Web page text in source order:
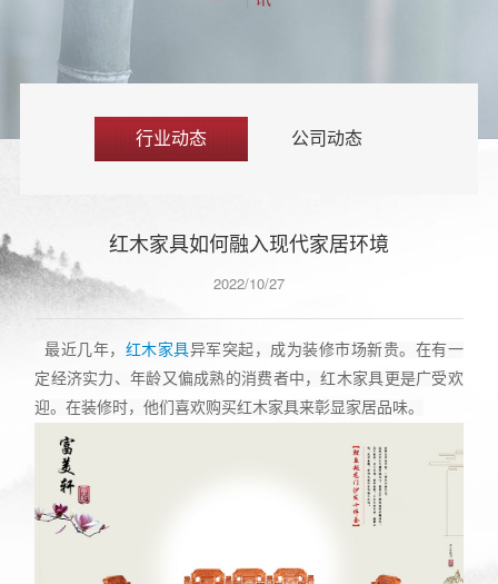
行业动态 公司动态
红木家具如何融入现代家居环境
2022/10/27
最近几年， 红木家具异军突起，成为装修市场新贵。在有一
定经济实力、年龄又偏成熟的消费者中，红木家具更是广受欢
迎。在装修时，他们喜欢购买红木家具来彰显家居品味。